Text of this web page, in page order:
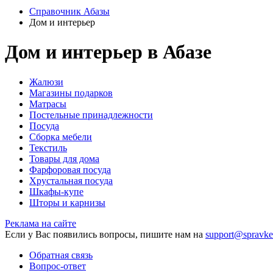
Справочник Абазы
Дом и интерьер
Дом и интерьер в Абазе
Жалюзи
Магазины подарков
Матрасы
Постельные принадлежности
Посуда
Сборка мебели
Текстиль
Товары для дома
Фарфоровая посуда
Хрустальная посуда
Шкафы-купе
Шторы и карнизы
Реклама на сайте
Если у Вас появились вопросы, пишите нам на
Обратная связь
Вопрос-ответ